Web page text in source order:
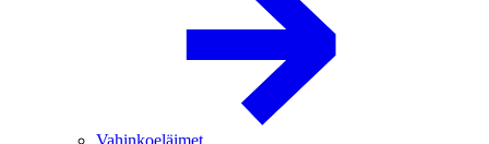
Vahinkoeläimet